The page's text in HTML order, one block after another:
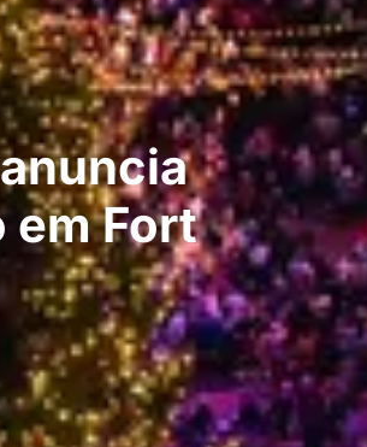
em Fort